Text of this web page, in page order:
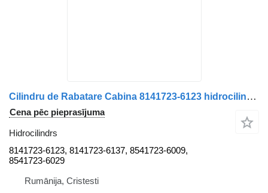
Cilindru de Rabatare Cabina 8141723-6123 hidrocilindrs paredzēts MAN – Coduri: 81417236123, 81417236137, 85417236009, 85417236029 kravas automašīnas
Cena pēc pieprasījuma
Hidrocilindrs
8141723-6123, 8141723-6137, 8541723-6009,
8541723-6029
Rumānija, Cristesti